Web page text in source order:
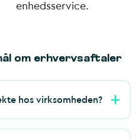
enhedsservice.
om erhvervsaftaler
hos virksomheden?